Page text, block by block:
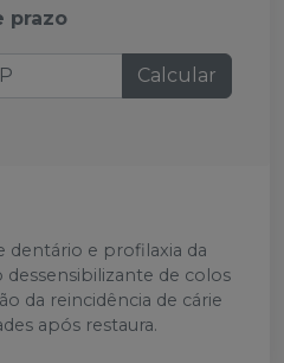
prazo
Calcular
dentário e profilaxia da
de colos
da reincidência de cárie
após restaura.